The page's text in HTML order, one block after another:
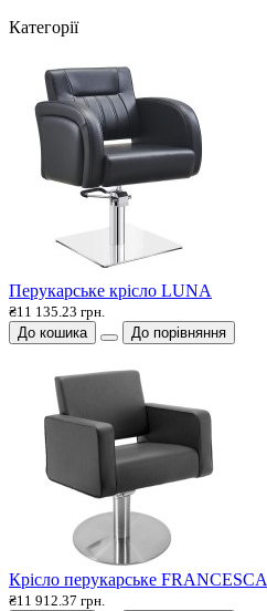
Категорії
Перукарське крісло LUNA
₴11 135.23 грн.
До кошика
До порівняння
Крісло перукарське FRANCESCA
₴11 912.37 грн.